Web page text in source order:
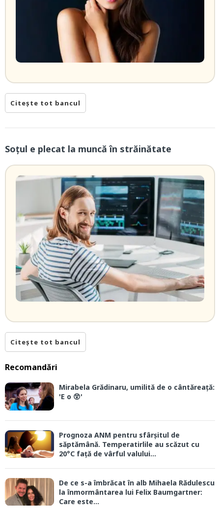
Citește tot bancul
Soțul e plecat la muncă în străinătate
Citește tot bancul
Recomandări
Mirabela Grădinaru, umilită de o cântăreață:
'E o 😲'
Prognoza ANM pentru sfârșitul de
săptămână. Temperatirlile au scăzut cu
20°C față de vârful valului...
De ce s-a îmbrăcat în alb Mihaela Rădulescu
la înmormântarea lui Felix Baumgartner:
Care este...